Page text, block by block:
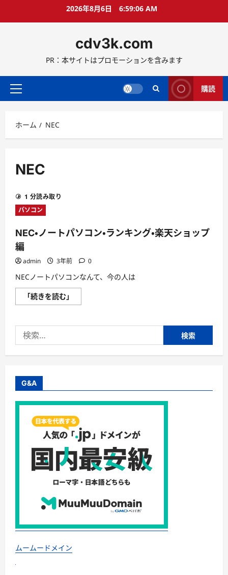
ス
ッ
2026年8月6日 6:59:07 AM
cdv3k.com
PR：本サイトはプロモーションを含みます
メ
メ
ニ
ー
購読
ホーム NEC
NEC
1 分読み取り
パソコン
NEC・ノートパソコン・ランキング・楽天ショップ
編
admin 3年前 0
NECノートパソコンなんて、今の人は
「続きを読む」
ノ
パ
ン・
ラ
楽
シ
ッ
プ
編
に
い
て
さ
ら
に
読
索:
G&A
ムームードメイン